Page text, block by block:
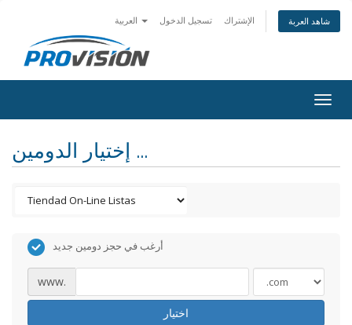
تسجيل الدخول الإشتراك شاهد العربة
إختيار الدومين ...
أرغب في حجز دومين جديد
www.
اختيار